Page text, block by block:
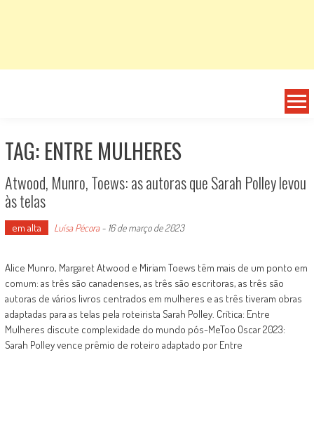
TAG: ENTRE MULHERES
Atwood, Munro, Toews: as autoras que Sarah Polley levou
às telas
em alta Luísa Pécora- 16 de março de 2023
Alice Munro, Margaret Atwood e Miriam Toews têm mais de um ponto em
comum: as três são canadenses, as três são escritoras, as três são
autoras de vários livros centrados em mulheres e as três tiveram obras
adaptadas para as telas pela roteirista Sarah Polley. Crítica: Entre
Mulheres discute complexidade do mundo pós-MeToo Oscar 2023:
Sarah Polley vence prêmio de roteiro adaptado por Entre